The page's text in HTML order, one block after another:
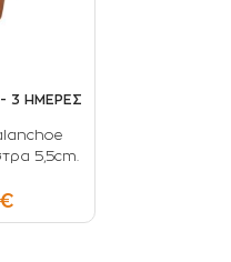
3 ΗΜΕΡΕΣ
5,5cm.